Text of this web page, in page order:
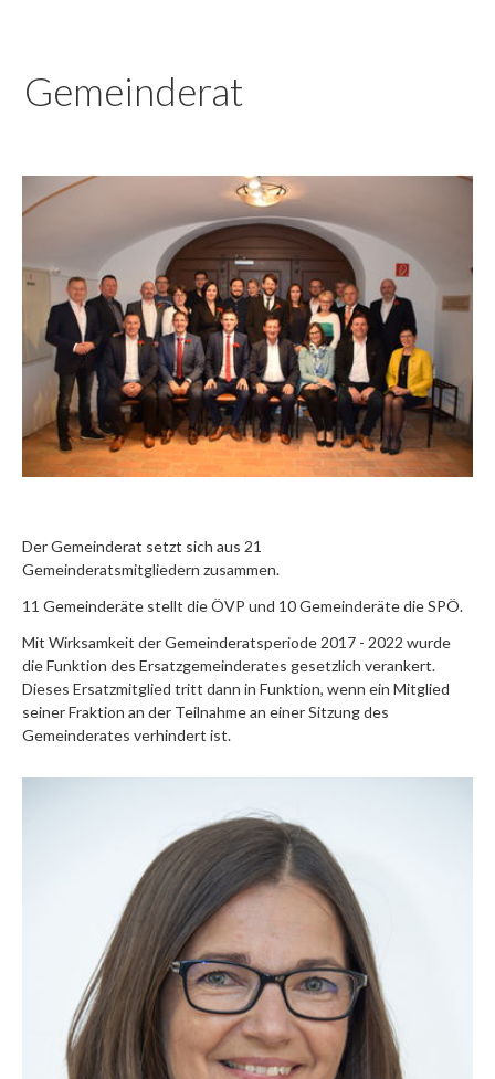
Gemeinderat
Der Gemeinderat setzt sich aus 21
Gemeinderatsmitgliedern zusammen.
11 Gemeinderäte stellt die ÖVP und 10 Gemeinderäte die SPÖ.
Mit Wirksamkeit der Gemeinderatsperiode 2017 - 2022 wurde
die Funktion des Ersatzgemeinderates gesetzlich verankert.
Dieses Ersatzmitglied tritt dann in Funktion, wenn ein Mitglied
seiner Fraktion an der Teilnahme an einer Sitzung des
Gemeinderates verhindert ist.